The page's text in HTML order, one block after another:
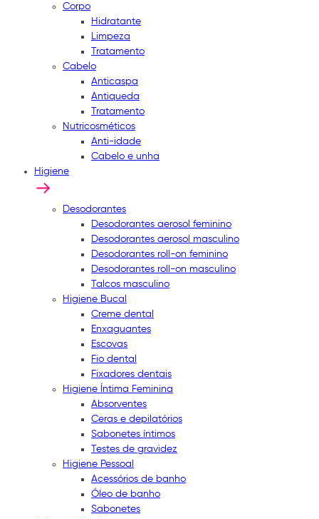
Corpo
Hidratante
Limpeza
Tratamento
Cabelo
Anticaspa
Antiqueda
Tratamento
Nutricosméticos
Anti-idade
Cabelo e unha
Higiene
Desodorantes
Desodorantes aerosol feminino
Desodorantes aerosol masculino
Desodorantes roll-on feminino
Desodorantes roll-on masculino
Talcos masculino
Higiene Bucal
Creme dental
Enxaguantes
Escovas
Fio dental
Fixadores dentais
Higiene Íntima Feminina
Absorventes
Ceras e depilatórios
Sabonetes íntimos
Testes de gravidez
Higiene Pessoal
Acessórios de banho
Óleo de banho
Sabonetes